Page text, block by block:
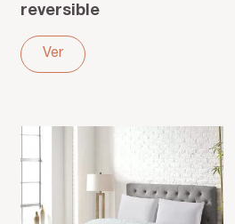
reversible
algodón poliéster
grisVer